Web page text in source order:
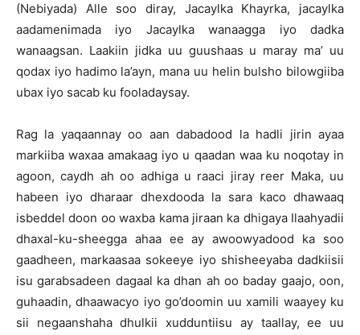
(Nebiyada) Alle soo diray, Jacaylka Khayrka, jacaylka
aadamenimada iyo Jacaylka wanaagga iyo dadka
wanaagsan. Laakiin jidka uu guushaas u maray ma’ uu
qodax iyo hadimo la’ayn, mana uu helin bulsho bilowgiiba
ubax iyo sacab ku fooladaysay.
Rag la yaqaannay oo aan dabadood la hadli jirin ayaa
markiiba waxaa amakaag iyo u qaadan waa ku noqotay in
agoon, caydh ah oo adhiga u raaci jiray reer Maka, uu
habeen iyo dharaar dhexdooda la sara kaco dhawaaq
isbeddel doon oo waxba kama jiraan ka dhigaya Ilaahyadii
dhaxal-ku-sheegga ahaa ee ay awoowyadood ka soo
gaadheen, markaasaa sokeeye iyo shisheeyaba dadkiisii
isu garabsadeen dagaal ka dhan ah oo baday gaajo, oon,
guhaadin, dhaawacyo iyo go’doomin uu xamili waayey ku
sii negaanshaha dhulkii xudduntiisu ay taallay, ee uu